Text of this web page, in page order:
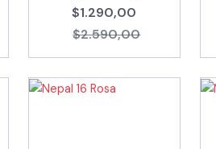
$1.290,00
$2.590,00